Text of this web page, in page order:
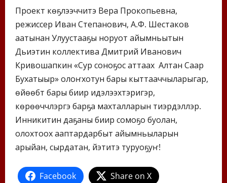
Проект көҕүлээччитэ Вера Прокопьевна,
режиссер Иван Степанович, А.Ф. Шестаков
аатынан Улуустааҕы норуот айымньытын
Дьиэтин коллектива Дмитрий Иванович
Кривошапкин «Сур соноҕос аттаах Алтан Саар
Бухатыыр» олоҥхотун бары кыттааччыларыгар,
өйөөбүт бары биир идэлээхтэригэр,
көрөөччүлэргэ барҕа махталларын тиэрдэллэр.
Инникитин даҕаны биир сомоҕо буолан,
олохтоох ааптардарбыт айымньыларын
арыйан, сырдатан, үйэтитэ туруоҕуҥ!
Facebook Share on X